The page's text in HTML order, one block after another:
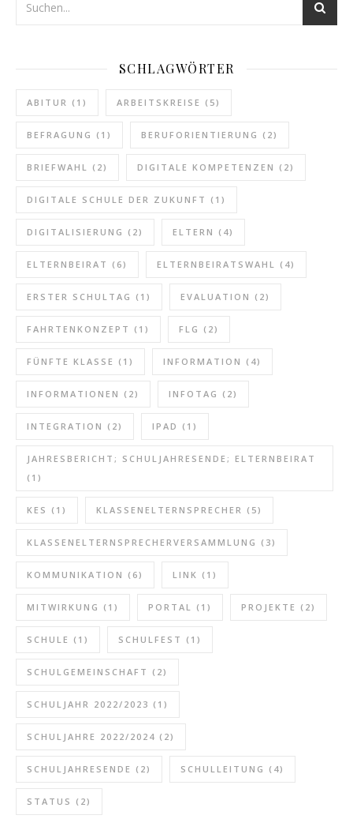
SCHLAGWÖRTER
ABITUR (1) ARBEITSKREISE (5)
BEFRAGUNG (1) BERUFORIENTIERUNG (2)
BRIEFWAHL (2) DIGITALE KOMPETENZEN (2)
DIGITALE SCHULE DER ZUKUNFT (1)
DIGITALISIERUNG (2) ELTERN (4)
ELTERNBEIRAT (6) ELTERNBEIRATSWAHL (4)
ERSTER SCHULTAG (1) EVALUATION (2)
FAHRTENKONZEPT (1) FLG (2)
FÜNFTE KLASSE (1) INFORMATION (4)
INFORMATIONEN (2) INFOTAG (2)
INTEGRATION (2) IPAD (1)
JAHRESBERICHT; SCHULJAHRESENDE; ELTERNBEIRAT
(1)
KES (1) KLASSENELTERNSPRECHER (5)
KLASSENELTERNSPRECHERVERSAMMLUNG (3)
KOMMUNIKATION (6) LINK (1)
MITWIRKUNG (1) PORTAL (1) PROJEKTE (2)
SCHULE (1) SCHULFEST (1)
SCHULGEMEINSCHAFT (2)
SCHULJAHR 2022/2023 (1)
SCHULJAHRE 2022/2024 (2)
SCHULJAHRESENDE (2) SCHULLEITUNG (4)
STATUS (2)